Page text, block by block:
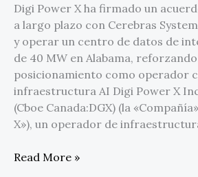
Digi Power X ha firmado un
a largo plazo con Cerebras
y operar un centro de datos de
de 40 MW en Alabama,
posicionamiento como operador
infraestructura AI Digi Power X
(Cboe Canada:DGX) (la
X»), un operador de
de
datos
Read More »